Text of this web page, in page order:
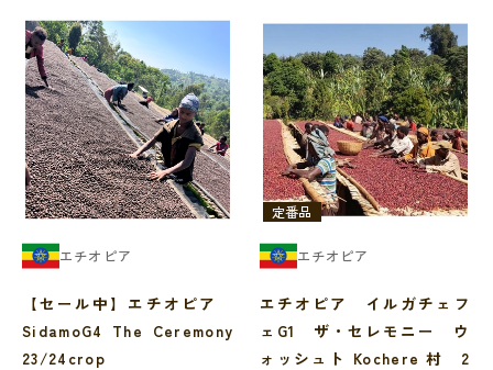
エチオピア
【セール中】エチオピア
SidamoG4 The Ceremony
23/24crop
定番品
エチオピア
エチオピア イルガチェフ
ェG1 ザ・セレモニー ウ
ォッシュト Kochere 村 2